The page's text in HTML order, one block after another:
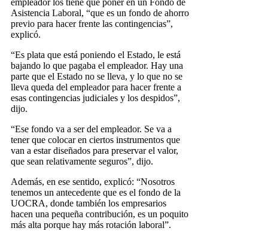
empleador los tiene que poner en un Fondo de
Asistencia Laboral, “que es un fondo de ahorro
previo para hacer frente las contingencias”,
explicó.
“Es plata que está poniendo el Estado, le está
bajando lo que pagaba el empleador. Hay una
parte que el Estado no se lleva, y lo que no se
lleva queda del empleador para hacer frente a
esas contingencias judiciales y los despidos”,
dijo.
“Ese fondo va a ser del empleador. Se va a
tener que colocar en ciertos instrumentos que
van a estar diseñados para preservar el valor,
que sean relativamente seguros”, dijo.
Además, en ese sentido, explicó: “Nosotros
tenemos un antecedente que es el fondo de la
UOCRA, donde también los empresarios
hacen una pequeña contribución, es un poquito
más alta porque hay más rotación laboral”.